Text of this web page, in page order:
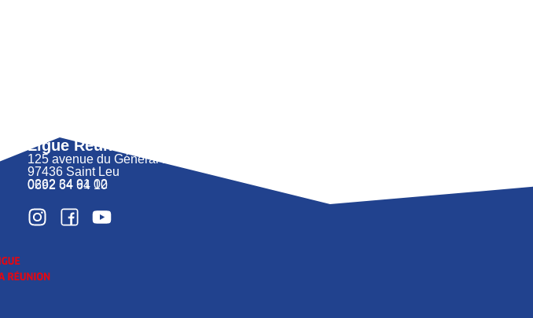
Ligue Réunion FFME
125 avenue du Général LAMBERT
97436 Saint Leu
0262 34 91 02
0692 64 64 10